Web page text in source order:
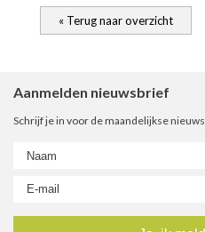
« Terug naar overzicht
Aanmelden nieuwsbrief
Schrijf je in voor de maandelijkse